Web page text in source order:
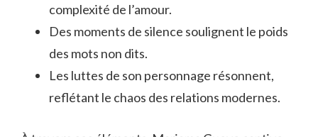
complexité de l’amour.
Des moments de silence soulignent le poids
des mots non dits.
Les luttes de son personnage résonnent,
reflétant le chaos des relations modernes.